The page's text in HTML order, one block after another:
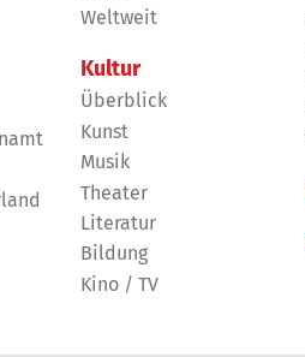
Weltweit
Kultur
Überblick
Kunst
Musik
Theater
Literatur
Bildung
Kino / TV